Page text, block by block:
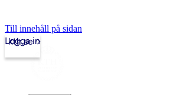
Till innehåll på sidan
kth.se
Logga in